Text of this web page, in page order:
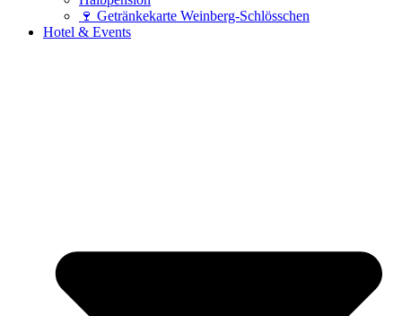
🍷 Getränkekarte Weinberg-Schlösschen
Hotel & Events